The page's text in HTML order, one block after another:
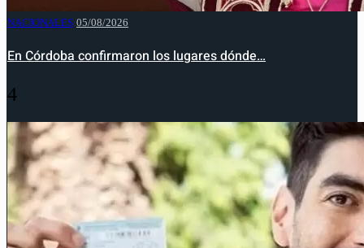
NACIONALES 05/08/2026
En Córdoba confirmaron los lugares dónde…
4